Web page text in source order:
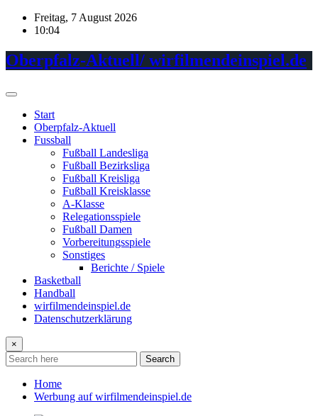
Skip
Freitag, 7 August 2026
10:04
Oberpfalz-Aktuell/ wirfilmendeinspiel.de
Start
Oberpfalz-Aktuell
Fussball
Fußball Landesliga
Fußball Bezirksliga
Fußball Kreisliga
Fußball Kreisklasse
A-Klasse
Relegationsspiele
Fußball Damen
Vorbereitungsspiele
Sonstiges
Berichte / Spiele
Basketball
Handball
wirfilmendeinspiel.de
Datenschutzerklärung
×
Search
Home
Werbung auf wirfilmendeinspiel.de